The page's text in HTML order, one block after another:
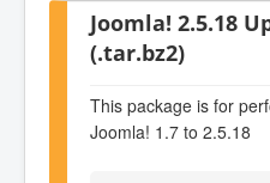
Joomla! 2.5.18
(.tar.bz2)
This package is for
Joomla! 1.7 to 2.5.18